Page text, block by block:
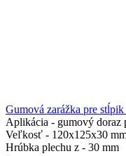
Gumová zarážka pre
Aplikácia - gumový doraz
Veľkosť - 120x125x30
Hrúbka plechu z - 30 mm